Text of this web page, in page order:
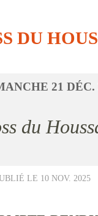
DU
21 DÉC.
du
LE 10 NOV. 2025